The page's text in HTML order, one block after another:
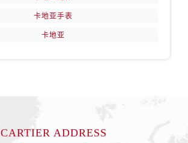
卡地亚手表
卡地亚
CARTIER ADDRESS